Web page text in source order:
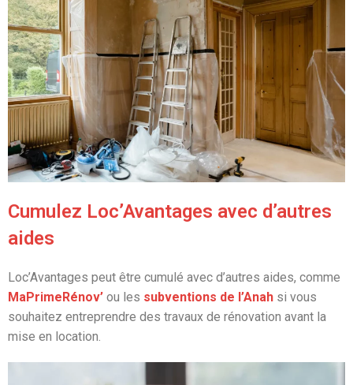
Cumulez Loc’Avantages avec d’autres
aides
Loc’Avantages peut être cumulé avec d’autres aides, comme
MaPrimeRénov’ ou les subventions de l’Anah si vous
souhaitez entreprendre des travaux de rénovation avant la
mise en location.